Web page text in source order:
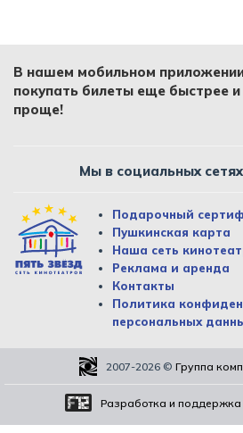
В нашем мобильном
покупать билеты еще быстрее и
проще!
Мы в социальных
Подарочный
Пушкинская карта
Наша сеть
Реклама и аренда
Контакты
Политика
персональных
2007-2026 © Группа
Разработка и поддержка